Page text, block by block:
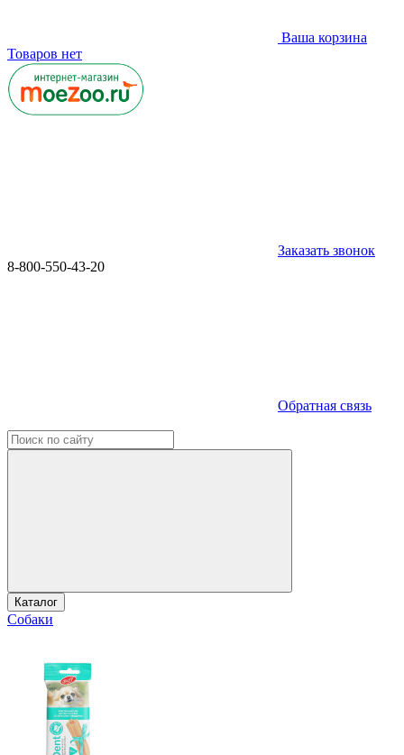
Ваша корзина
Товаров нет
Заказать звонок
8-800-550-43-20
Обратная связь
Каталог
Собаки